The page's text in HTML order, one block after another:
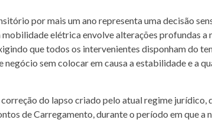
por mais um ano representa uma decisão
elétrica envolve alterações profundas a
que todos os intervenientes disponham do
negócio sem colocar em causa a estabilidade e a
do lapso criado pelo atual regime jurídico,
de Carregamento, durante o período em que a